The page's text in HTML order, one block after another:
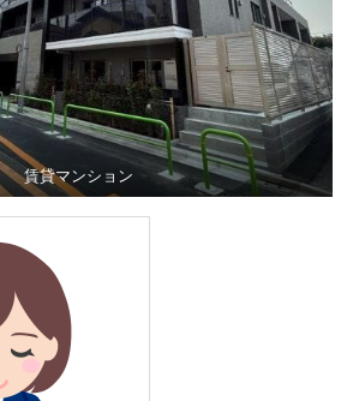
賃貸マンション